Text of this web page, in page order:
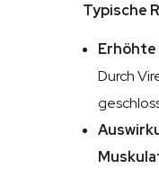
Typische
Durch